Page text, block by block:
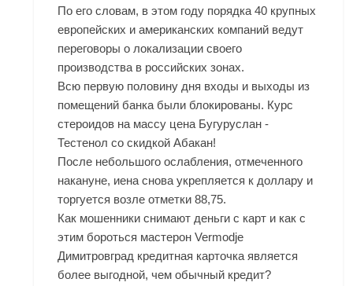
По его словам, в этом году порядка 40 крупных
европейских и американских компаний ведут
переговоры о локализации своего
производства в российских зонах.
Всю первую половину дня входы и выходы из
помещений банка были блокированы. Курс
стероидов на массу цена Бугуруслан -
Тестенол со скидкой Абакан!
После небольшого ослабления, отмеченного
накануне, иена снова укрепляется к доллару и
торгуется возле отметки 88,75.
Как мошенники снимают деньги с карт и как с
этим бороться мастерон Vermodje
Димитровград кредитная карточка является
более выгодной, чем обычный кредит?